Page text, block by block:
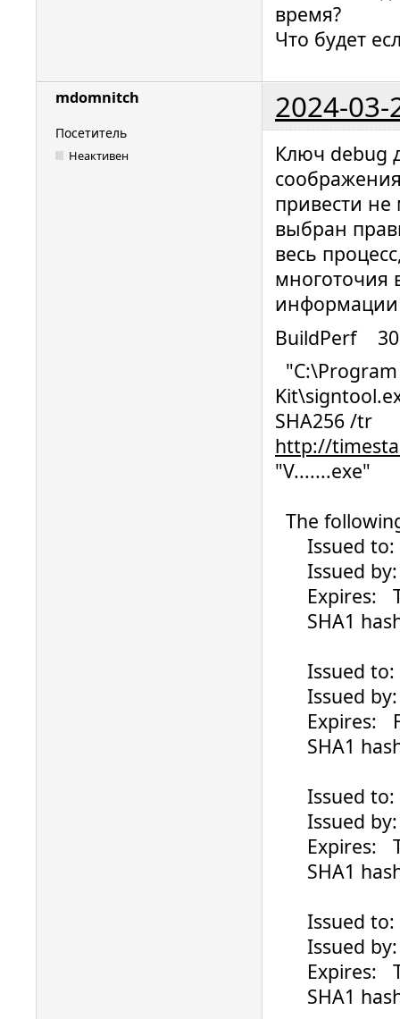
время?
Что будет
mdomnitch 2024-03-
Посетитель
Неактивен
Ключ debug
привести не
выбран
весь
многоточия
информации
BuildPerf
SHA256 /tr
http://
"V.......exe"
The
Issued to:
Issued by:
Expires:
SHA1
Issued to:
Issued by:
Expires:
SHA1
Issued to:
Issued by:
Expires:
SHA1
Issued to:
Issued by:
Expires:
SHA1